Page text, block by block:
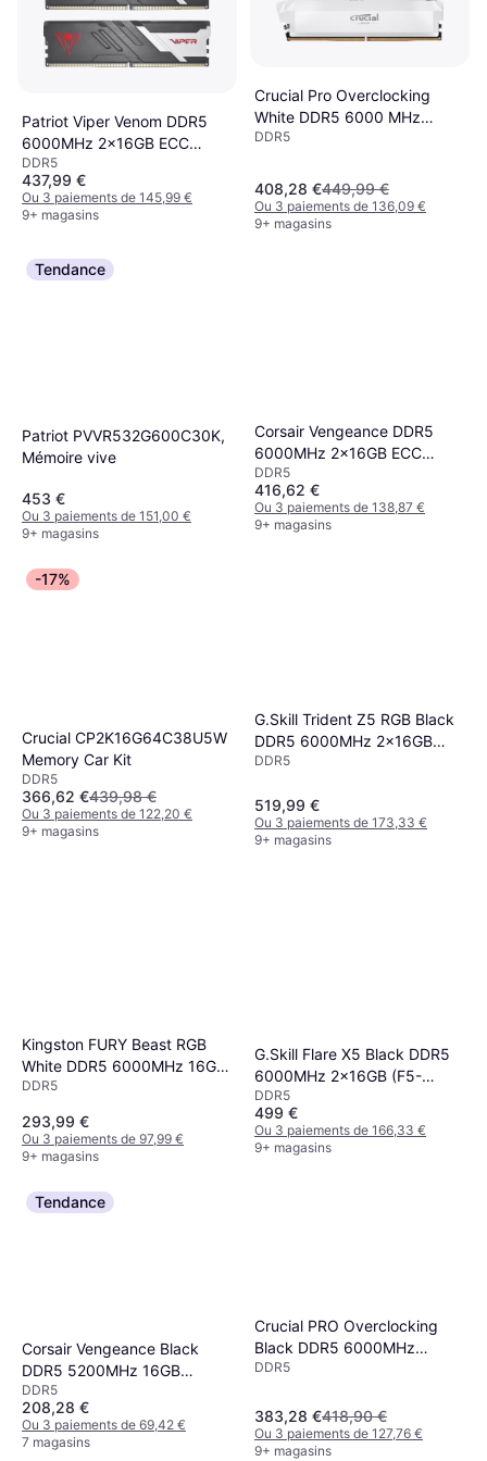
Patriot Viper Venom DDR5
6000MHz 2x16GB ECC
(PVV532G600C30K)
DDR5
437,99 €
Ou 3 paiements de 145,99 €
9+ magasins
Crucial Pro Overclocking
White DDR5 6000 MHz
2x16GB
DDR5
408,28 €449,99 €
Ou 3 paiements de 136,09 €
9+ magasins
Tendance
Patriot PVVR532G600C30K,
Mémoire vive
453 €
Ou 3 paiements de 151,00 €
9+ magasins
Corsair Vengeance DDR5
6000MHz 2x16GB ECC
(CMK32GX5M2B6000C38)
DDR5
416,62 €
Ou 3 paiements de 138,87 €
9+ magasins
-17%
Crucial CP2K16G64C38U5W
Memory Car Kit
DDR5
366,62 €439,98 €
Ou 3 paiements de 122,20 €
9+ magasins
G.Skill Trident Z5 RGB Black
DDR5 6000MHz 2x16GB
(F5-6000J3636F16GX2-
DDR5
519,99 €
Ou 3 paiements de 173,33 €
9+ magasins
Kingston FURY Beast RGB
White DDR5 6000MHz 16GB
(KF560C30BWEA)
DDR5
293,99 €
Ou 3 paiements de 97,99 €
9+ magasins
G.Skill Flare X5 Black DDR5
6000MHz 2x16GB (F5-
6000J3636F16GX2-FX5)
DDR5
499 €
Ou 3 paiements de 166,33 €
9+ magasins
Tendance
Corsair Vengeance Black
DDR5 5200MHz 16GB
(CMK16GX5M1B5200C40)
DDR5
208,28 €
Ou 3 paiements de 69,42 €
7 magasins
Crucial PRO Overclocking
Black DDR5 6000MHz
2x16GB
DDR5
383,28 €418,90 €
Ou 3 paiements de 127,76 €
9+ magasins